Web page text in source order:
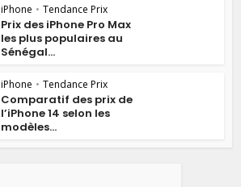
iPhone • Tendance Prix
Prix des iPhone Pro Max
les plus populaires au
Sénégal...
iPhone • Tendance Prix
Comparatif des prix de
l’iPhone 14 selon les
modèles...